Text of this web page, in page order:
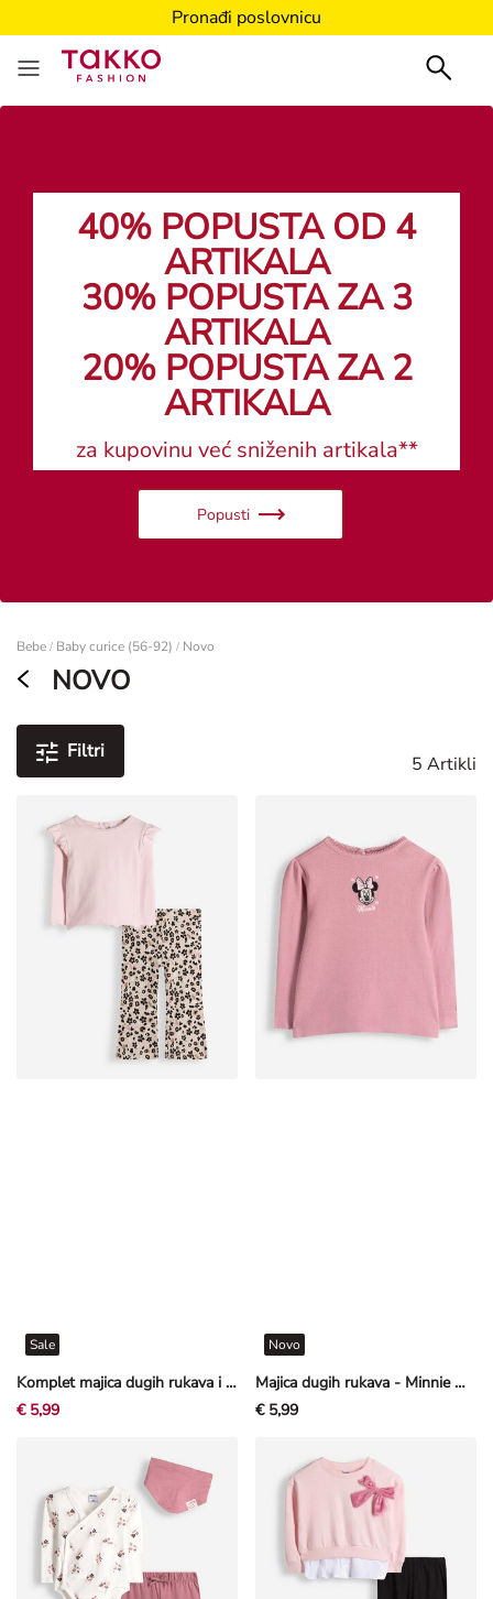
Pronađi poslovnicu
40% POPUSTA OD 4
ARTIKALA
30% POPUSTA ZA 3
ARTIKALA
20% POPUSTA ZA 2
ARTIKALA
za kupovinu već sniženih artikala**
Popusti
Bebe / Baby curice (56-92) / Novo
NOVO
Filtri
5 Artikli
Komplet majica dugih rukava i tajice - Volani - Ružičasta
Sale
€ 5,99
Majica dugih rukava - Minnie Mouse - Ružičasta
Novo
€ 5,99